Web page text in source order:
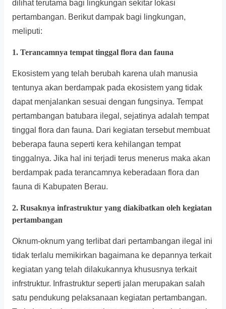
dilihat terutama bagi lingkungan sekitar lokasi
pertambangan. Berikut dampak bagi lingkungan,
meliputi:
1. Terancamnya tempat tinggal flora dan fauna
Ekosistem yang telah berubah karena ulah manusia
tentunya akan berdampak pada ekosistem yang tidak
dapat menjalankan sesuai dengan fungsinya. Tempat
pertambangan batubara ilegal, sejatinya adalah tempat
tinggal flora dan fauna. Dari kegiatan tersebut membuat
beberapa fauna seperti kera kehilangan tempat
tinggalnya. Jika hal ini terjadi terus menerus maka akan
berdampak pada terancamnya keberadaan flora dan
fauna di Kabupaten Berau.
2. Rusaknya infrastruktur yang diakibatkan oleh kegiatan
pertambangan
Oknum-oknum yang terlibat dari pertambangan ilegal ini
tidak terlalu memikirkan bagaimana ke depannya terkait
kegiatan yang telah dilakukannya khususnya terkait
infrstruktur. Infrastruktur seperti jalan merupakan salah
satu pendukung pelaksanaan kegiatan pertambangan.